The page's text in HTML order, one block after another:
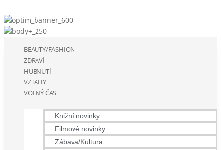
BEAUTY/FASHION
ZDRAVÍ
HUBNUTÍ
VZTAHY
VOLNÝ ČAS
Knižní novinky
Filmové novinky
Zábava/Kultura